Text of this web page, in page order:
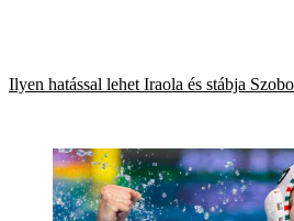
Ilyen hatással lehet Iraola és stábja